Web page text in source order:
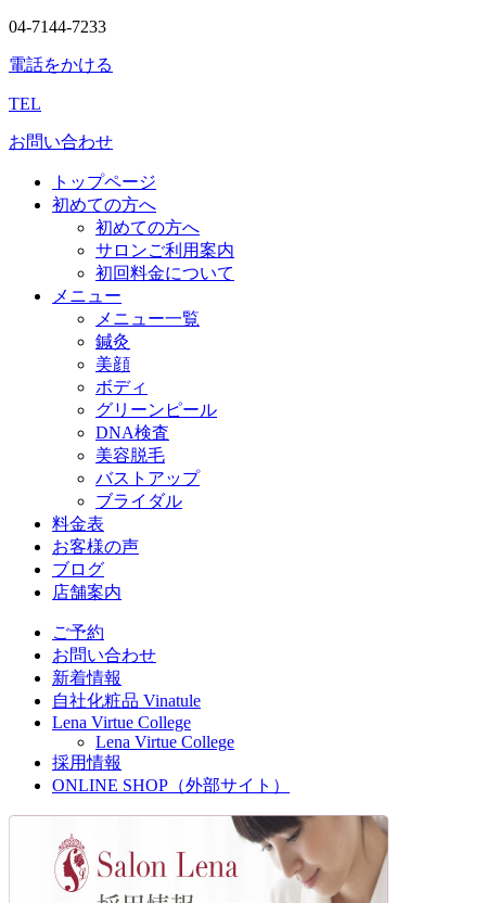
04-7144-7233
電話をかける
TEL
お問い合わせ
トップページ
初めての方へ
初めての方へ
サロンご利用案内
初回料金について
メニュー
メニュー一覧
鍼灸
美顔
ボディ
グリーンピール
DNA検査
美容脱毛
バストアップ
ブライダル
料金表
お客様の声
ブログ
店舗案内
ご予約
お問い合わせ
新着情報
自社化粧品 Vinatule
Lena Virtue College
Lena Virtue College
採用情報
ONLINE SHOP（外部サイト）